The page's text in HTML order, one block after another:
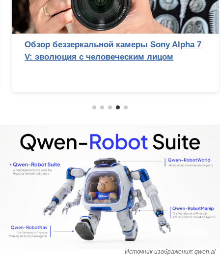
Обзор беззеркальной камеры Sony Alpha 7
V: эволюция с человеческим лицом
Источник изображения: qwen.ai